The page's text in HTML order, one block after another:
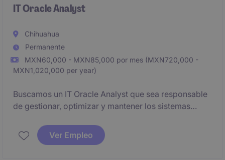
IT Oracle Analyst
Chihuahua
Permanente
MXN60,000 - MXN85,000 por mes (MXN720,000 -
MXN1,020,000 per year)
Buscamos un IT Oracle Analyst que sea responsable
de gestionar, optimizar y mantener los sistemas
Este puesto asegura la correcta implementación de
soluciones tecnológicas para cumplir con los
Ver Empleo